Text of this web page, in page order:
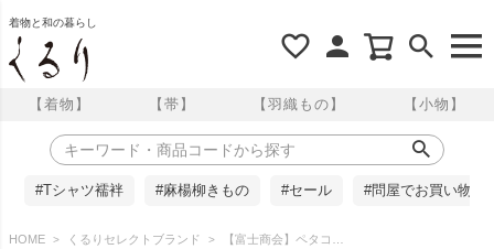
着物と和の暮らし
【着物】 【帯】 【羽織もの】 【小物】
#Tシャツ襦袢 #麻楊柳きもの #セール #問屋でお買い物
HOME くるりセレクトブランド 【富士商会】ペタコさんの半衿 ／孔雀